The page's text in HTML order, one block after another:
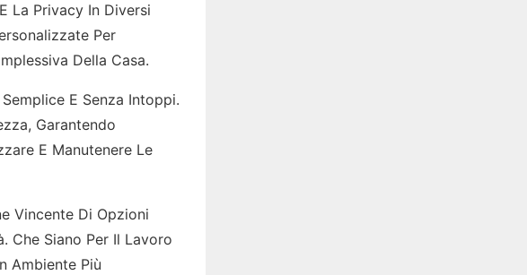
La Privacy In Diversi
Per
Della Casa.
E Senza Intoppi.
Garantendo
E Manutenere Le
Vincente Di Opzioni
Che Siano Per Il Lavoro
Ambiente Più